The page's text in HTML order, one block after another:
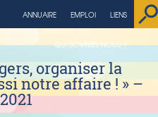
LIENS
EMPLOI
ANNUAIRE
QUI SOMMES NOUS ?
organiser la
notre affaire ! » –